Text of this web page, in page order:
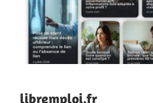
libremploi.fr